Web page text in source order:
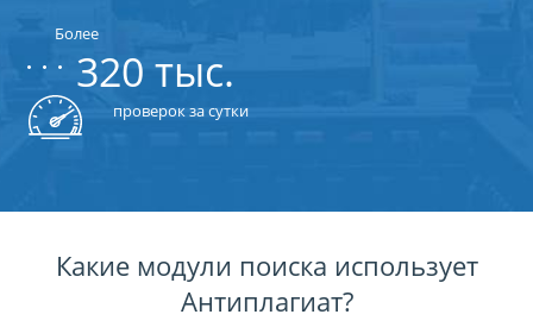
Более
320 тыс.
проверок за сутки
Какие модули поиска использует
Антиплагиат?